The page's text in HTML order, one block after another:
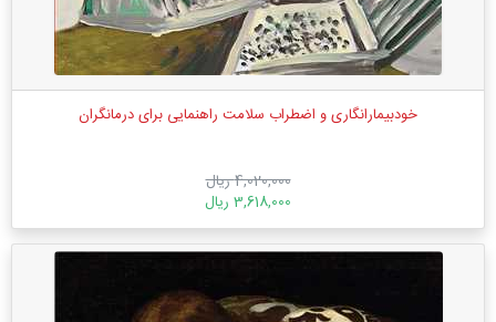
خودبیمارانگاری و اضطراب سلامت راهنمایی برای درمانگران
4,020,000 ریال
3,618,000 ریال